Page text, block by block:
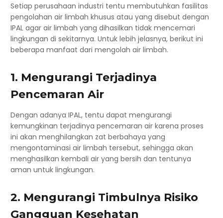
Setiap perusahaan industri tentu membutuhkan fasilitas
pengolahan air limbah khusus atau yang disebut dengan
IPAL agar air limbah yang dihasilkan tidak mencemari
lingkungan di sekitarnya. Untuk lebih jelasnya, berikut ini
beberapa manfaat dari mengolah air limbah.
1. Mengurangi Terjadinya
Pencemaran Air
Dengan adanya IPAL, tentu dapat mengurangi
kemungkinan terjadinya pencemaran air karena proses
ini akan menghilangkan zat berbahaya yang
mengontaminasi air limbah tersebut, sehingga akan
menghasilkan kembali air yang bersih dan tentunya
aman untuk lingkungan.
2. Mengurangi Timbulnya Risiko
Gangguan Kesehatan